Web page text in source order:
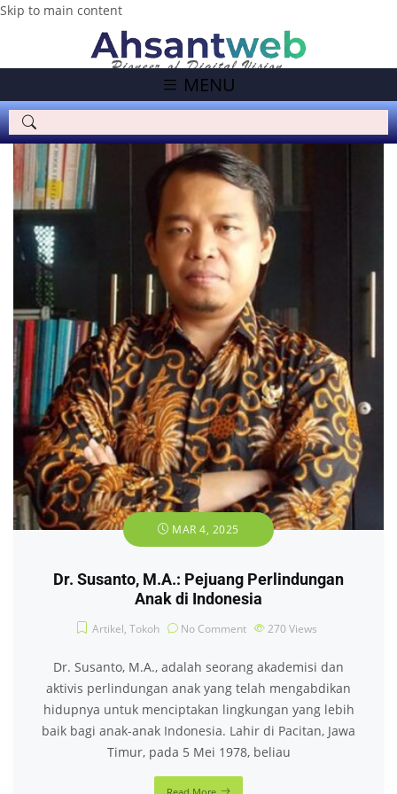
Skip to main content
MENU
MAR 4, 2025
Dr. Susanto, M.A.: Pejuang Perlindungan
Anak di Indonesia
Artikel, Tokoh No Comment 270 Views
Dr. Susanto, M.A., adalah seorang akademisi dan
aktivis perlindungan anak yang telah mengabdikan
hidupnya untuk menciptakan lingkungan yang lebih
baik bagi anak-anak Indonesia. Lahir di Pacitan, Jawa
Timur, pada 5 Mei 1978, beliau